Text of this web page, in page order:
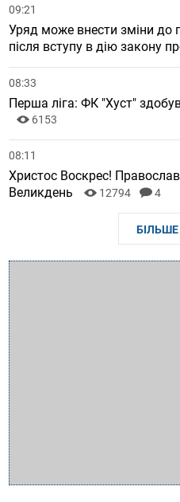
09:21
Уряд може внести зміни до
після вступу в дію закону
08:33
Перша ліга: ФК "Хуст"
6153
08:11
Христос Воскрес!
Великдень
12794 4